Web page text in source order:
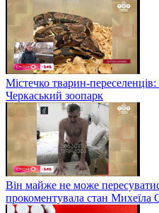
Містечко тварин-
Черкаський зоопарк
Він майже не може
прокоментувала стан Михеїла